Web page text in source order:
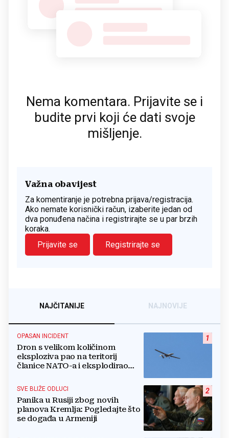
Nema komentara. Prijavite se i
budite prvi koji će dati svoje
mišljenje.
Važna obavijest
Za komentiranje je potrebna prijava/registracija.
Ako nemate korisnički račun, izaberite jedan od
dva ponuđena načina i registrirajte se u par brzih
koraka.
Prijavite se
Registrirajte se
NAJČITANIJE NAJNOVIJE
1
OPASAN INCIDENT
Dron s velikom količinom
eksploziva pao na teritorij
članice NATO-a i eksplodirao
2
SVE BLIŽE ODLUCI
Panika u Rusiji zbog novih
planova Kremlja: Pogledajte što
se događa u Armeniji